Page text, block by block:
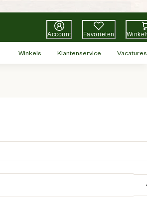
Account Favorieten
Winkels Klantenservice Vacatures